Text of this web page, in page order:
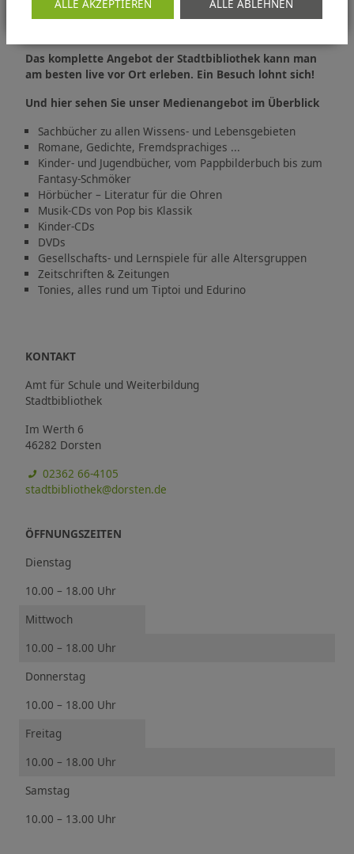
Das komplette Angebot der Stadtbibliothek kann man
am besten live vor Ort erleben. Ein Besuch lohnt sich!
Und hier sehen Sie unser Medienangebot im Überblick
Sachbücher zu allen Wissens- und Lebensgebieten
Romane, Gedichte, Fremdsprachiges ...
Kinder- und Jugendbücher, vom Pappbilderbuch bis zum
Fantasy-Schmöker
Hörbücher – Literatur für die Ohren
Musik-CDs von Pop bis Klassik
Kinder-CDs
DVDs
Gesellschafts- und Lernspiele für alle Altersgruppen
Zeitschriften & Zeitungen
Tonies, alles rund um Tiptoi und Edurino
KONTAKT
Amt für Schule und Weiterbildung
Stadtbibliothek
Im Werth 6
46282 Dorsten
02362 66-4105
stadtbibliothek@dorsten.de
ÖFFNUNGSZEITEN
Dienstag
10.00 – 18.00 Uhr
Mittwoch
10.00 – 18.00 Uhr
Donnerstag
10.00 – 18.00 Uhr
Freitag
10.00 – 18.00 Uhr
Samstag
10.00 – 13.00 Uhr
ALLE AKZEPTIEREN ALLE ABLEHNEN